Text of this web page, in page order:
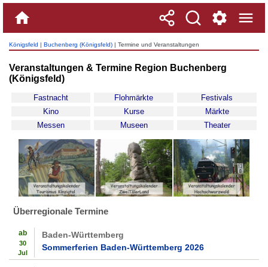
Königsfeld | Buchenberg (Königsfeld) | Termine und Veranstaltungen
Veranstaltungen & Termine Region Buchenberg
(Königsfeld)
Fastnacht Flohmärkte
Festivals
Kino
Kurse
Märkte
Messen
Museen Theater
Überregionale Termine
ab
30
Jul
Baden-Württemberg
Sommerferien Baden-Württemberg 2026